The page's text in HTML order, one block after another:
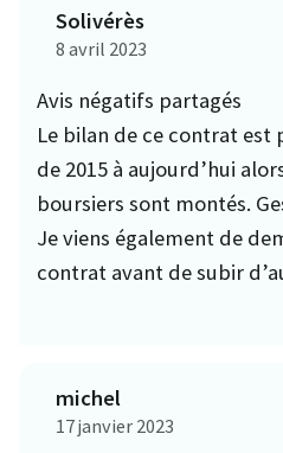
Solivérès
8 avril 2023
Avis négatifs partagés
Le bilan de ce contrat est
de 2015 à aujourd’hui
boursiers sont montés.
Je viens également de
contrat avant de subir
michel
17 janvier 2023